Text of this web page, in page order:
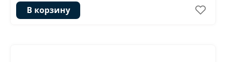
В корзину